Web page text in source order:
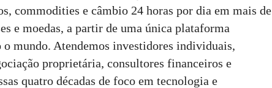
commodities e câmbio 24 horas por dia em mais de
e moedas, a partir de uma única plataforma
mundo. Atendemos investidores individuais,
proprietária, consultores financeiros e
quatro décadas de foco em tecnologia e